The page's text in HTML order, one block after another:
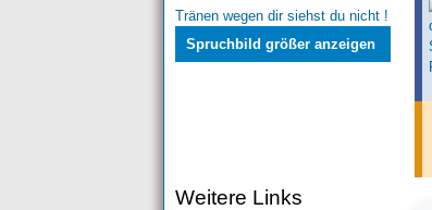
Spruchbild größer anzeigen
Weitere Links